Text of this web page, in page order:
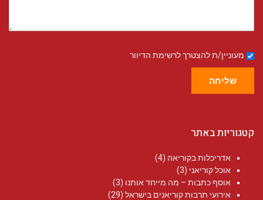
מעוניין/ת להצטרך לרשימת הדיוור
שליחה
קטגוריות באתר
אדריכלות בקוריאה (4)
אוכל קוריאני (3)
אוסף כתבות – מה מייחד אותנו (3)
אירועי תרבות קוריאנים בישראל (29)